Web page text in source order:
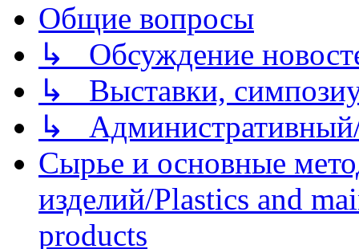
Общие вопросы
↳ Обсуждение
↳ Выставки,
↳
Сырье и основные
изделий/Plastics and
products